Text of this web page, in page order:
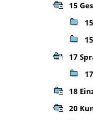
15
17
18
20